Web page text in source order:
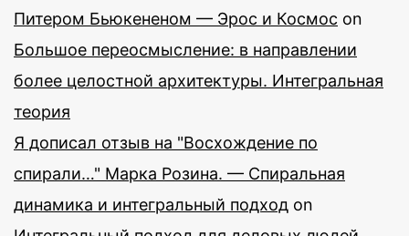
Питером Бьюкененом — Эрос и Космос on
Большое переосмысление: в направлении
более целостной архитектуры. Интегральная
теория
Я дописал отзыв на "Восхождение по
спирали…" Марка Розина. — Спиральная
динамика и интегральный подход on